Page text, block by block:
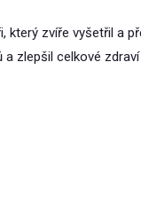
který zvíře vyšetřil a
zlepšil celkové